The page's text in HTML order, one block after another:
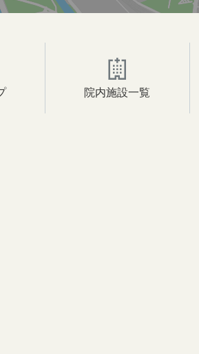
院内施設一覧